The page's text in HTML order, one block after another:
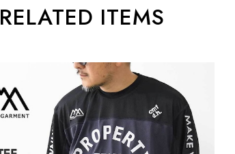
RELATED ITEMS